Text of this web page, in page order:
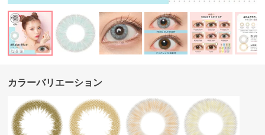
カラーバリエーション